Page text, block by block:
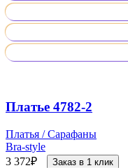
Платье 4782-2
Платья / Сарафаны
Bra-style
3 372₽ Заказ в 1 клик